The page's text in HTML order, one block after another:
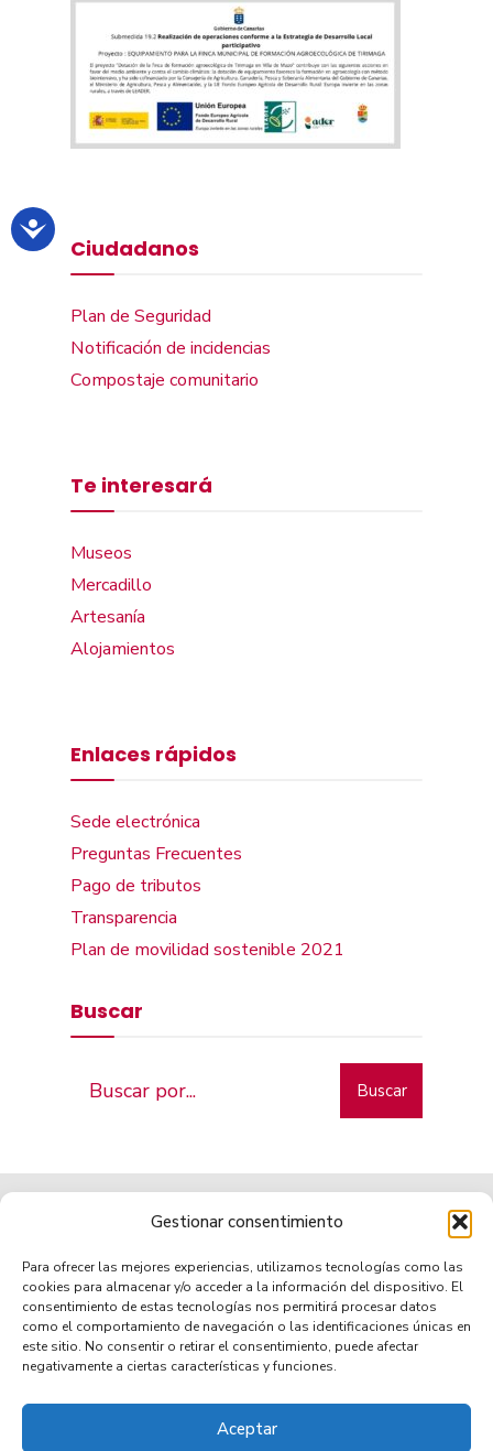
Gestionar consentimiento
Para ofrecer las mejores experiencias, utilizamos tecnologías como las
cookies para almacenar y/o acceder a la información del dispositivo. El
consentimiento de estas tecnologías nos permitirá procesar datos
como el comportamiento de navegación o las identificaciones únicas en
este sitio. No consentir o retirar el consentimiento, puede afectar
negativamente a ciertas características y funciones.
Aceptar
Ciudadanos
Plan de Seguridad
Notificación de incidencias
Compostaje comunitario
Te interesará
Museos
Mercadillo
Artesanía
Alojamientos
Enlaces rápidos
Sede electrónica
Preguntas Frecuentes
Pago de tributos
Transparencia
Plan de movilidad sostenible 2021
Buscar
Buscar
Municipio de tradición
AVISO LEGAL